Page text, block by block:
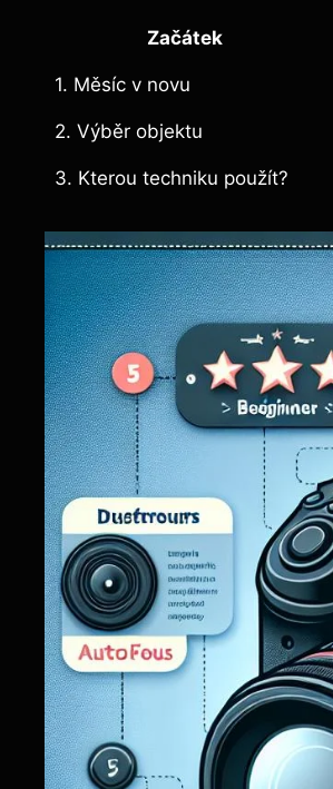
Začátek
1. Měsíc v novu
2. Výběr objektu
3. Kterou techniku použít?